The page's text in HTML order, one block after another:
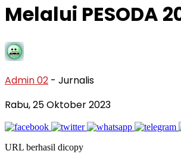
Melalui PESODA
Admin 02 - Jurnalis
Rabu, 25 Oktober 2023
URL berhasil dicopy